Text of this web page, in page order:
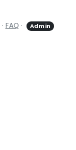
· FAQ · Admin